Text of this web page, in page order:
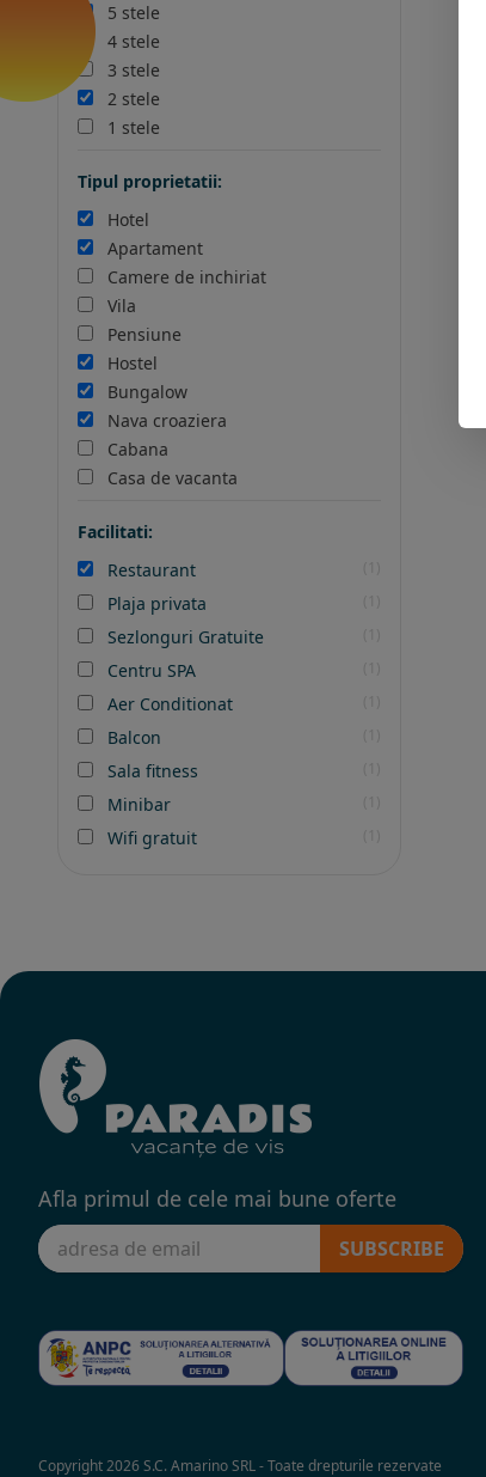
5 stele
4 stele
3 stele
2 stele
1 stele
Tipul proprietatii:
Hotel
Apartament
Camere de inchiriat
Vila
Pensiune
Hostel
Bungalow
Nava croaziera
Cabana
Casa de vacanta
Facilitati:
Restaurant
Plaja privata
Sezlonguri Gratuite
Centru SPA
Aer Conditionat
Balcon
Sala fitness
Minibar
Wifi gratuit
Afla primul de cele mai bune oferte
SUBSCRIBE
Copyright 2026 S.C. Amarino SRL - Toate drepturile rezervate